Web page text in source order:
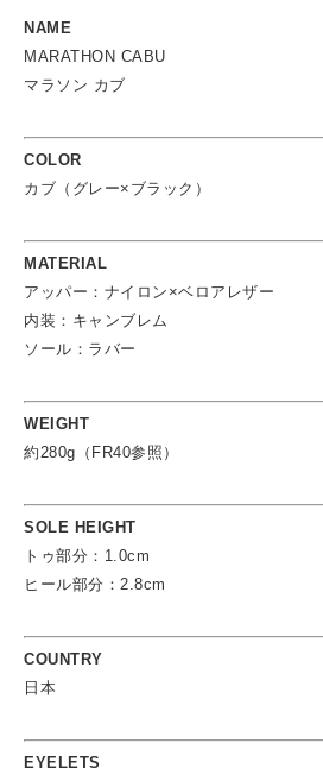
NAME
MARATHON CABU
マラソン カブ
COLOR
カブ（グレー×ブラック）
MATERIAL
アッパー：ナイロン×ベロアレザー
内装：キャンブレム
ソール：ラバー
WEIGHT
約280g（FR40参照）
SOLE HEIGHT
トゥ部分：1.0cm
ヒール部分：2.8cm
COUNTRY
日本
EYELETS